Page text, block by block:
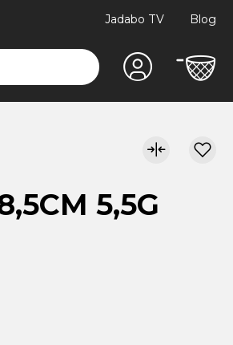
Jadabo TV Blog
5,5G